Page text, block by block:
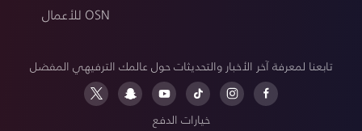
OSN للأعمال
تابعنا لمعرفة آخر الأخبار والتحديثات حول عالمك الترفيهي المفضل
خيارات الدفع